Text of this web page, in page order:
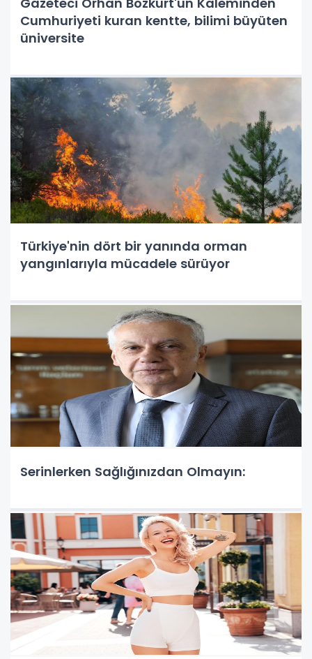
Cumhuriyeti kuran kentte, bilimi büyüten
üniversite
Türkiye'nin dört bir yanında orman
yangınlarıyla mücadele sürüyor
Serinlerken Sağlığınızdan Olmayın: